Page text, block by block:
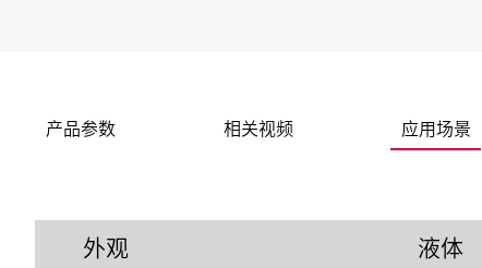
产品参数 相关视频 应用场景
外观 液体